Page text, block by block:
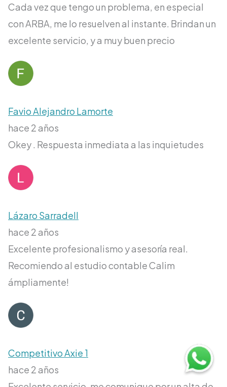
Cada vez que tengo un problema, en especial
con ARBA, me lo resuelven al instante. Brindan un
excelente servicio, y a muy buen precio
Favio Alejandro Lamorte
hace 2 años
Okey . Respuesta inmediata a las inquietudes
Lázaro Sarradell
hace 2 años
Excelente profesionalismo y asesoría real.
Recomiendo al estudio contable Calim
ámpliamente!
Competitivo Axie 1
hace 2 años